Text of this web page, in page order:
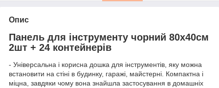
Опис
Панель для інструменту чорний 80х40см
2шт + 24 контейнерів
- Універсальна і корисна дошка для інструментів, яку можна
встановити на стіні в будинку, гаражі, майстерні. Компактна і
міцна, завдяки чому вона знайшла застосування в домашніх